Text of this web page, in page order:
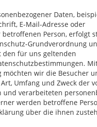
Daten,
E-Mail-Adresse oder
Person, erfolgt
Grundverordnung
für uns geltenden
möchten wir die Besucher
Umfang und Zweck der
und verarbeiteten
werden betroffene
über die ihnen